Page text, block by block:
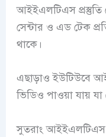
আইইএলটিএস প্রস্তুতি
সেন্টার ও এড টেক
থাকে।
এছাড়াও ইউটিউবে
ভিডিও পাওয়া যায় যা
সুতরাং আইইএলটিএস